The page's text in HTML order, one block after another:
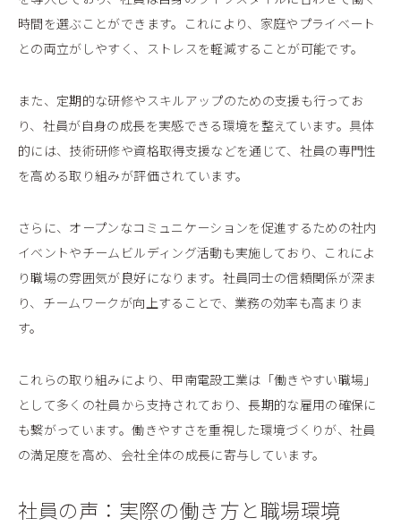
時間を選ぶことができます。これにより、家庭やプライベート
との両立がしやすく、ストレスを軽減することが可能です。
また、定期的な研修やスキルアップのための支援も行ってお
り、社員が自身の成長を実感できる環境を整えています。具体
的には、技術研修や資格取得支援などを通じて、社員の専門性
を高める取り組みが評価されています。
さらに、オープンなコミュニケーションを促進するための社内
イベントやチームビルディング活動も実施しており、これによ
り職場の雰囲気が良好になります。社員同士の信頼関係が深ま
り、チームワークが向上することで、業務の効率も高まりま
す。
これらの取り組みにより、甲南電設工業は「働きやすい職場」
として多くの社員から支持されており、長期的な雇用の確保に
も繋がっています。働きやすさを重視した環境づくりが、社員
の満足度を高め、会社全体の成長に寄与しています。
社員の声：実際の働き方と職場環境